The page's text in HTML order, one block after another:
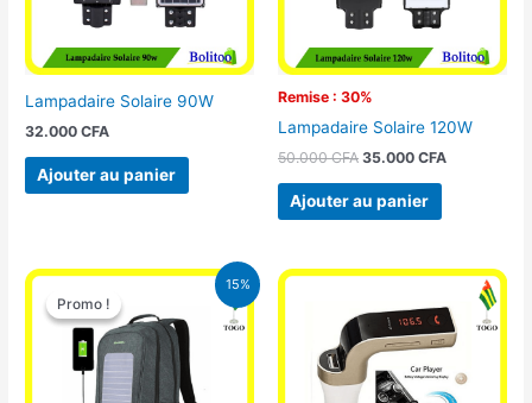
Lampadaire Solaire 90W
32.000CFA
Ajouter au panier
Remise : 30%
Lampadaire Solaire 120W
50.000CFA 35.000 CFA
Ajouter au panier
15%
Promo !
Promo !
Le
prix
initial
était :
29.500 CFA.
Le
prix
actuel